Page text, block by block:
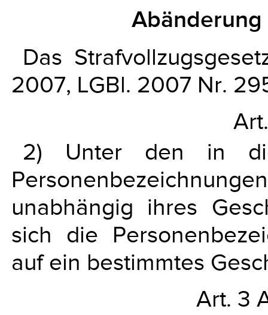
Das
2007, LGBl. 2007 Nr.
2) Unter den in
unabhängig ihres
sich die
auf ein bestimmtes
Art. 3